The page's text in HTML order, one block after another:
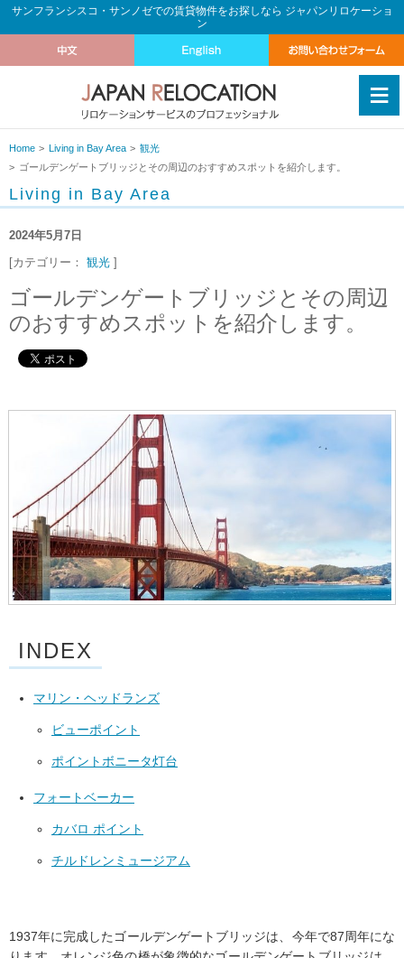
サンフランシスコ・サンノゼでの賃貸物件をお探しなら ジャパンリロケーショ
ン
≡
Home Living in Bay Area
観光
ゴールデンゲートブリッジとその周辺のおすすめスポットを紹介します。
Living in Bay Area
2024年5月7日
[カテゴリー： 観光 ]
ゴールデンゲートブリッジとその周辺
のおすすめスポットを紹介します。
INDEX
マリン・ヘッドランズ
ビューポイント
ポイントボニータ灯台
フォートベーカー
カバロ ポイント
チルドレンミュージアム
1937年に完成したゴールデンゲートブリッジは、今年で87周年にな